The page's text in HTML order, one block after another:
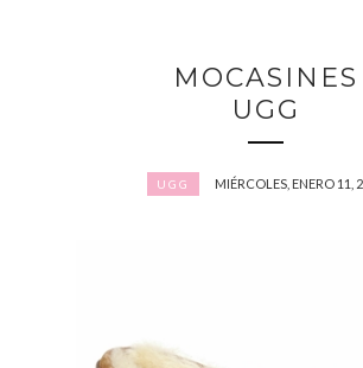
MOCASINES
UGG
UGG MIÉRCOLES, ENERO 11,